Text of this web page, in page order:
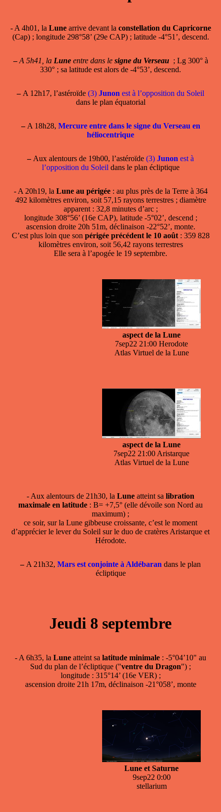
- A 4h01, la Lunearrive devant la constellation du Capricorne
(Cap) ; longitude 298°58’ (29e CAP) ; latitude -4°51’, descend.
– A 5h41, la Luneentre dans le signe du Verseau ; Lg 300° à
330° ; sa latitude est alors de -4°53’, descend.
–A 12h17, l’astéroïde (3) Junon est à l’opposition du Soleil
dans le plan équatorial
–A 18h28, Mercure entre dans le signe du Verseau en
héliocentrique
–Aux alentours de 19h00, l’astéroïde (3) Junon est à
l’opposition du Soleil dans le plan écliptique
- A 20h19, la Lune au périgée: au plus près de la Terre à 364
492 kilomètres environ, soit 57,15 rayons terrestres ; diamètre
apparent : 32,8 minutes d’arc ;
longitude 308°56’ (16e CAP), latitude -5°02’, descend ;
ascension droite 20h 51m, déclinaison -22°52’, monte.
C’est plus loin que son périgée précédent le 10 août: 359 828
kilomètres environ, soit 56,42 rayons terrestres
Elle sera à l’apogée le 19 septembre.
aspect de la Lune
7sep22 21:00 Herodote
Atlas Virtuel de la Lune
aspect de la Lune
7sep22 21:00 Aristarque
Atlas Virtuel de la Lune
- Aux alentours de 21h30, la Lune atteint sa libration
maximale en latitude : B= +7,5° (elle dévoile son Nord au
maximum) ;
ce soir, sur la Lune gibbeuse croissante, c’est le moment
d’apprécier le lever du Soleil sur le duo de cratères Aristarque et
Hérodote.
–A 21h32, Mars est conjointe à Aldébaran dans le plan
écliptique
Jeudi 8 septembre
- A 6h35, la Lune atteint sa latitude minimale : -5°04’10" au
Sud du plan de l’écliptique ("ventre du Dragon") ;
longitude : 315°14’ (16e VER) ;
ascension droite 21h 17m, déclinaison -21°058’, monte
Lune et Saturne
9sep22 0:00
stellarium